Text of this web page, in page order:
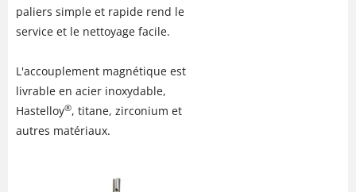
paliers simple et rapide rend le
service et le nettoyage facile.
L'accouplement magnétique est
livrable en acier inoxydable,
Hastelloy®, titane, zirconium et
autres matériaux.